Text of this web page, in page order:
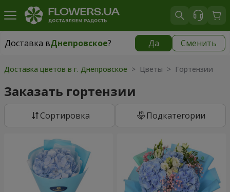
Доставка вДнепровское? Да Сменить
Доставка вДнепровское| бесплатно
Доставка цветов в г. Днепровское > Цветы > Гортензии
Заказать гортензии
Cортировка Подкатегории